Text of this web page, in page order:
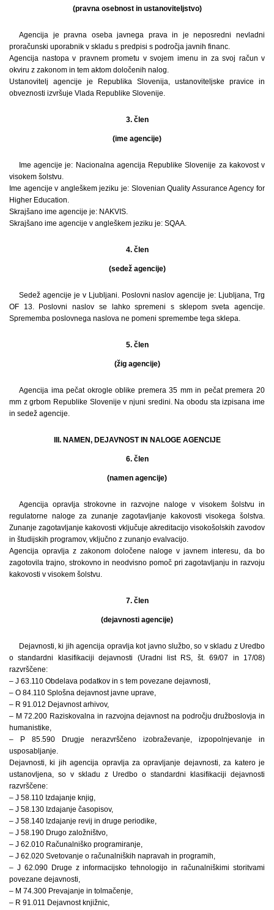
(pravna osebnost in ustanoviteljstvo)
Agencija je pravna oseba javnega prava in je neposredni nevladni
proračunski uporabnik v skladu s predpisi s področja javnih financ.
Agencija nastopa v pravnem prometu v svojem imenu in za svoj račun v
okviru z zakonom in tem aktom določenih nalog.
Ustanovitelj agencije je Republika Slovenija, ustanoviteljske pravice in
obveznosti izvršuje Vlada Republike Slovenije.
3. člen
(ime agencije)
Ime agencije je: Nacionalna agencija Republike Slovenije za kakovost v
visokem šolstvu.
Ime agencije v angleškem jeziku je: Slovenian Quality Assurance Agency for
Higher Education.
Skrajšano ime agencije je: NAKVIS.
Skrajšano ime agencije v angleškem jeziku je: SQAA.
4. člen
(sedež agencije)
Sedež agencije je v Ljubljani. Poslovni naslov agencije je: Ljubljana, Trg
OF 13. Poslovni naslov se lahko spremeni s sklepom sveta agencije.
Sprememba poslovnega naslova ne pomeni spremembe tega sklepa.
5. člen
(žig agencije)
Agencija ima pečat okrogle oblike premera 35 mm in pečat premera 20
mm z grbom Republike Slovenije v njuni sredini. Na obodu sta izpisana ime
in sedež agencije.
III. NAMEN, DEJAVNOST IN NALOGE AGENCIJE
6. člen
(namen agencije)
Agencija opravlja strokovne in razvojne naloge v visokem šolstvu in
regulatorne naloge za zunanje zagotavljanje kakovosti visokega šolstva.
Zunanje zagotavljanje kakovosti vključuje akreditacijo visokošolskih zavodov
in študijskih programov, vključno z zunanjo evalvacijo.
Agencija opravlja z zakonom določene naloge v javnem interesu, da bo
zagotovila trajno, strokovno in neodvisno pomoč pri zagotavljanju in razvoju
kakovosti v visokem šolstvu.
7. člen
(dejavnosti agencije)
Dejavnosti, ki jih agencija opravlja kot javno službo, so v skladu z Uredbo
o standardni klasifikaciji dejavnosti (Uradni list RS, št. 69/07 in 17/08)
razvrščene:
– J 63.110 Obdelava podatkov in s tem povezane dejavnosti,
– O 84.110 Splošna dejavnost javne uprave,
– R 91.012 Dejavnost arhivov,
– M 72.200 Raziskovalna in razvojna dejavnost na področju družboslovja in
humanistike,
– P 85.590 Drugje nerazvrščeno izobraževanje, izpopolnjevanje in
usposabljanje.
Dejavnosti, ki jih agencija opravlja za opravljanje dejavnosti, za katero je
ustanovljena, so v skladu z Uredbo o standardni klasifikaciji dejavnosti
razvrščene:
– J 58.110 Izdajanje knjig,
– J 58.130 Izdajanje časopisov,
– J 58.140 Izdajanje revij in druge periodike,
– J 58.190 Drugo založništvo,
– J 62.010 Računalniško programiranje,
– J 62.020 Svetovanje o računalniških napravah in programih,
– J 62.090 Druge z informacijsko tehnologijo in računalniškimi storitvami
povezane dejavnosti,
– M 74.300 Prevajanje in tolmačenje,
– R 91.011 Dejavnost knjižnic,